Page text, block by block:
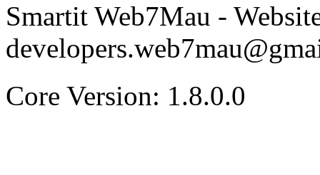
Smartit Web7Mau -
Core Version: 1.8.0.0